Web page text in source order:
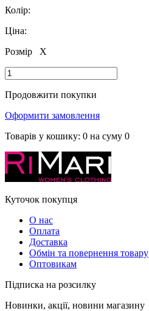
Колір:
Ціна:
Розмір
X
Продовжити покупки
Оформити замовлення
Товарів у кошику: 0 на суму 0
Куточок покупця
О нас
Оплата
Доставка
Обмін та повернення товару
Оптовикам
Підписка на розсилку
Новинки, акції, новини магазину